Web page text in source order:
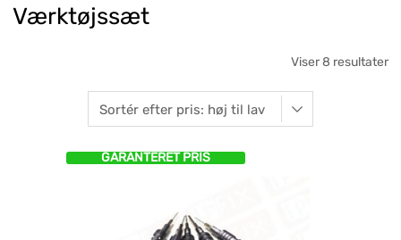
Værktøjssæt
Viser 8 resultater
GARANTERET PRIS